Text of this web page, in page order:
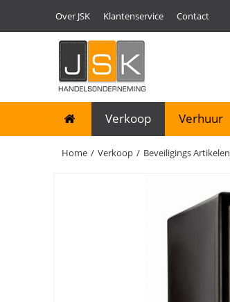
Over JSK Klantenservice Contact
Verkoop Verhuur
Home / Verkoop / Beveiligings Artikelen